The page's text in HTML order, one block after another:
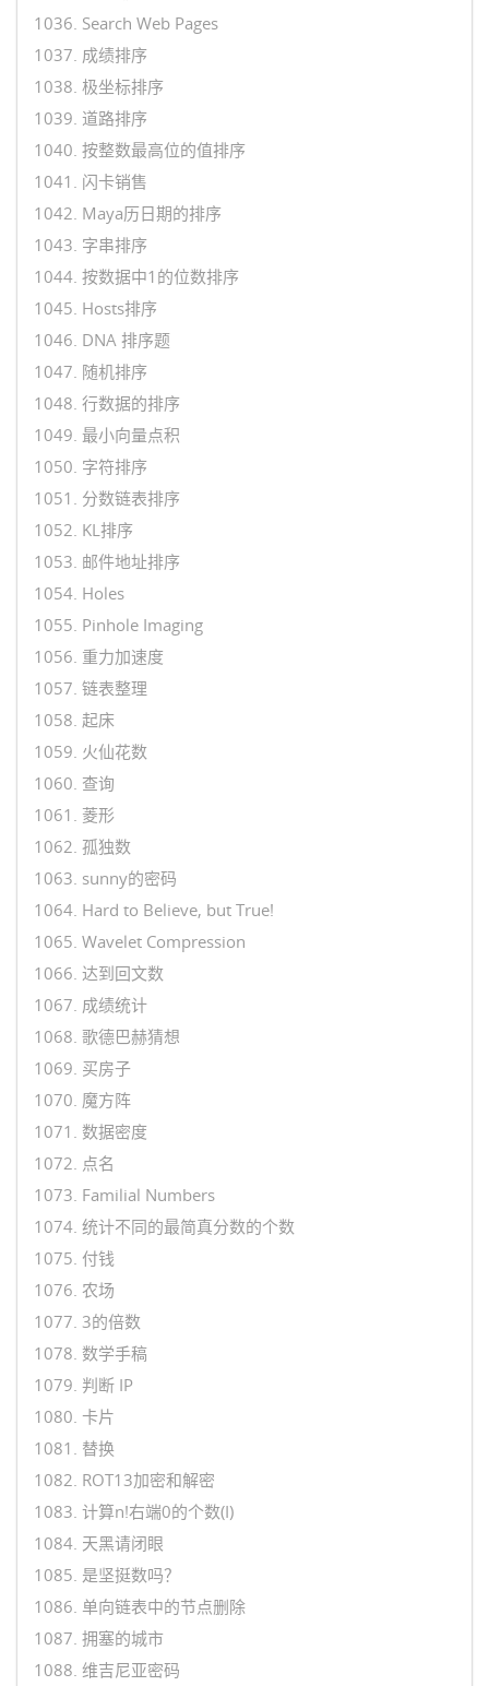
1036. Search Web Pages
1037. 成绩排序
1038. 极坐标排序
1039. 道路排序
1040. 按整数最高位的值排序
1041. 闪卡销售
1042. Maya历日期的排序
1043. 字串排序
1044. 按数据中1的位数排序
1045. Hosts排序
1046. DNA 排序题
1047. 随机排序
1048. 行数据的排序
1049. 最小向量点积
1050. 字符排序
1051. 分数链表排序
1052. KL排序
1053. 邮件地址排序
1054. Holes
1055. Pinhole Imaging
1056. 重力加速度
1057. 链表整理
1058. 起床
1059. 火仙花数
1060. 查询
1061. 菱形
1062. 孤独数
1063. sunny的密码
1064. Hard to Believe, but True!
1065. Wavelet Compression
1066. 达到回文数
1067. 成绩统计
1068. 歌德巴赫猜想
1069. 买房子
1070. 魔方阵
1071. 数据密度
1072. 点名
1073. Familial Numbers
1074. 统计不同的最简真分数的个数
1075. 付钱
1076. 农场
1077. 3的倍数
1078. 数学手稿
1079. 判断 IP
1080. 卡片
1081. 替换
1082. ROT13加密和解密
1083. 计算n!右端0的个数(I)
1084. 天黑请闭眼
1085. 是坚挺数吗？
1086. 单向链表中的节点删除
1087. 拥塞的城市
1088. 维吉尼亚密码